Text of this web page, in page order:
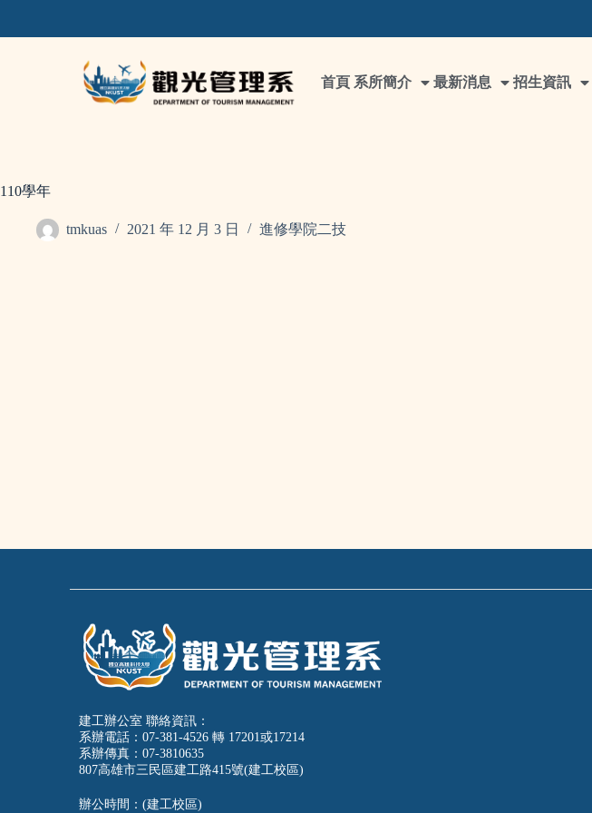
首頁 系所簡介 最新消息 招生資訊
110學年
tmkuas 2021 年 12 月 3 日 進修學院二技
建工辦公室 聯絡資訊：
系辦電話：07-381-4526 轉 17201或17214
系辦傳真：07-3810635
807高雄市三民區建工路415號(建工校區)
辦公時間：(建工校區)